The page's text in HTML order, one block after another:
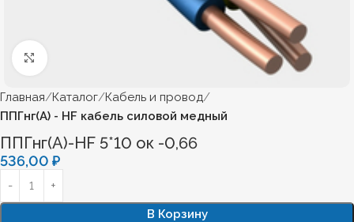
Главная Каталог Кабель и провод
ППГнг(А) - HF кабель силовой медный
ППГнг(А)-HF 5*10 ок -0,66
536,00 ₽
В Корзину